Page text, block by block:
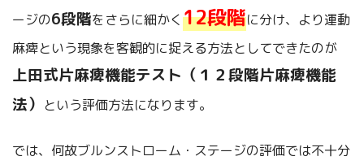
ージの6段階をさらに細かく12段階に分け、より運動
麻痺という現象を客観的に捉える方法としてできたのが
上田式片麻痺機能テスト（１２段階片麻痺機能
法） という評価方法になります。
では、何故ブルンストローム・ステージの評価では不十分